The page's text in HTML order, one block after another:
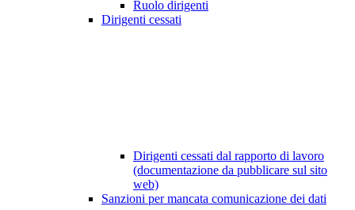
Ruolo dirigenti
Dirigenti cessati
Dirigenti cessati dal rapporto di lavoro
(documentazione da pubblicare sul sito
web)
Sanzioni per mancata comunicazione dei dati